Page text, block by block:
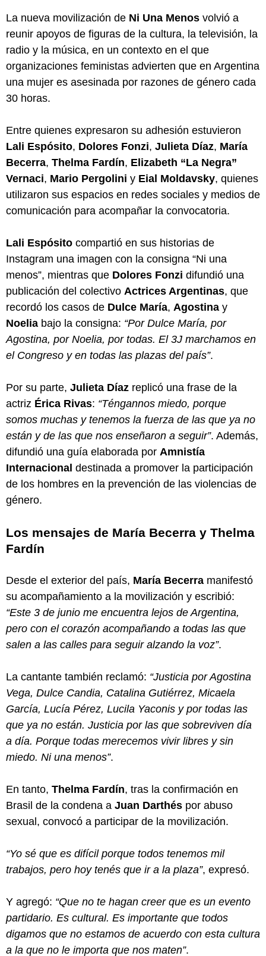
La nueva movilización de Ni Una Menos volvió a
reunir apoyos de figuras de la cultura, la televisión, la
radio y la música, en un contexto en el que
organizaciones feministas advierten que en Argentina
una mujer es asesinada por razones de género cada
30 horas.
Entre quienes expresaron su adhesión estuvieron
Lali Espósito, Dolores Fonzi, Julieta Díaz, María
Becerra, Thelma Fardín, Elizabeth “La Negra”
Vernaci, Mario Pergolini y Eial Moldavsky, quienes
utilizaron sus espacios en redes sociales y medios de
comunicación para acompañar la convocatoria.
Lali Espósito compartió en sus historias de
Instagram una imagen con la consigna “Ni una
menos”, mientras que Dolores Fonzi difundió una
publicación del colectivo Actrices Argentinas, que
recordó los casos de Dulce María, Agostina y
Noelia bajo la consigna: “Por Dulce María, por
Agostina, por Noelia, por todas. El 3J marchamos en
el Congreso y en todas las plazas del país”.
Por su parte, Julieta Díaz replicó una frase de la
actriz Érica Rivas: “Téngannos miedo, porque
somos muchas y tenemos la fuerza de las que ya no
están y de las que nos enseñaron a seguir”. Además,
difundió una guía elaborada por Amnistía
Internacional destinada a promover la participación
de los hombres en la prevención de las violencias de
género.
Los mensajes de María Becerra y Thelma
Fardín
Desde el exterior del país, María Becerra manifestó
su acompañamiento a la movilización y escribió:
“Este 3 de junio me encuentra lejos de Argentina,
pero con el corazón acompañando a todas las que
salen a las calles para seguir alzando la voz”.
La cantante también reclamó: “Justicia por Agostina
Vega, Dulce Candia, Catalina Gutiérrez, Micaela
García, Lucía Pérez, Lucila Yaconis y por todas las
que ya no están. Justicia por las que sobreviven día
a día. Porque todas merecemos vivir libres y sin
miedo. Ni una menos”.
En tanto, Thelma Fardín, tras la confirmación en
Brasil de la condena a Juan Darthés por abuso
sexual, convocó a participar de la movilización.
“Yo sé que es difícil porque todos tenemos mil
trabajos, pero hoy tenés que ir a la plaza”, expresó.
Y agregó: “Que no te hagan creer que es un evento
partidario. Es cultural. Es importante que todos
digamos que no estamos de acuerdo con esta cultura
a la que no le importa que nos maten”.